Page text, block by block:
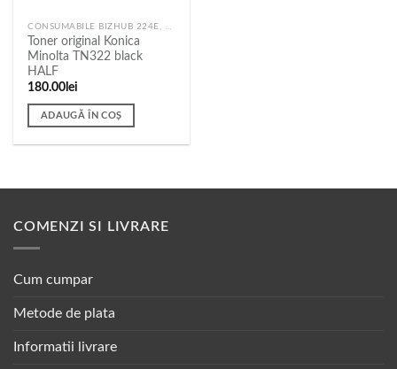
CONSUMABILE BIZHUB 224E, 284E, 364E
Toner original Konica
Minolta TN322 black
HALF
180.00 lei
ADAUGĂ ÎN COȘ
COMENZI SI LIVRARE
Cum cumpar
Metode de plata
Informatii livrare